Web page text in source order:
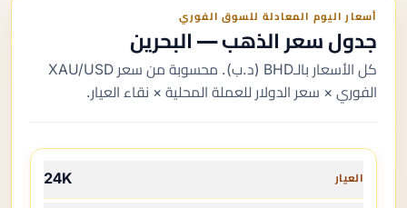
أسعار اليوم المعادلة للسوق الفوري
جدول سعر الذهب — البحرين
كل الأسعار بالـBHD (د.ب). محسوبة من سعر XAU/USD
الفوري × سعر الدولار للعملة المحلية × نقاء العيار.
النقاء
24K